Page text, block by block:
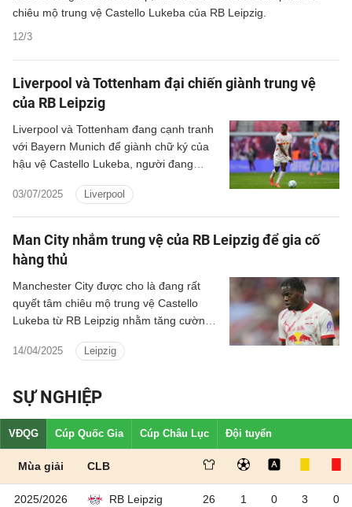
chiêu mộ trung vệ Castello Lukeba của RB Leipzig.
12/3
Liverpool và Tottenham đại chiến giành trung vệ
của RB Leipzig
03/07/2025 Liverpool
Liverpool và Tottenham đang cạnh tranh
với Bayern Munich để giành chữ ký của
hậu vệ Castello Lukeba, người đang
Man City nhắm trung vệ của RB Leipzig để gia cố
hàng thủ
14/04/2025 Leipzig
Manchester City được cho là đang rất
quyết tâm chiêu mộ trung vệ Castello
Lukeba từ RB Leipzig nhằm tăng cường
giải 2025/26.
SỰ NGHIỆP
VĐQG Cúp Quốc Gia Cúp Châu Lục Đội tuyển
Mùa giải CLB
2025/2026 RB Leipzig 26 1 0 3 0